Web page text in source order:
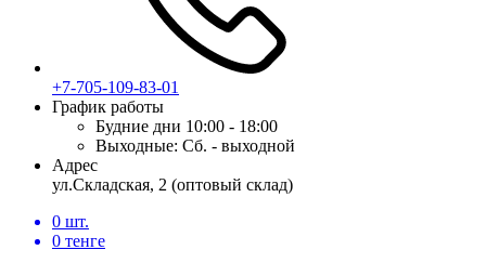
+7-705-109-83-01
График работы
Будние дни 10:00 - 18:00
Выходные: Сб. - выходной
Адрес
ул.Складская, 2 (оптовый склад)
0 шт.
0 тенге